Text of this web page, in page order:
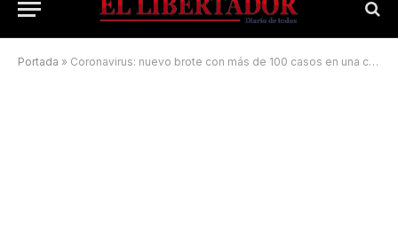
Portada » Coronavirus: nuevo brote con más de 100 casos en una ciudad del interior